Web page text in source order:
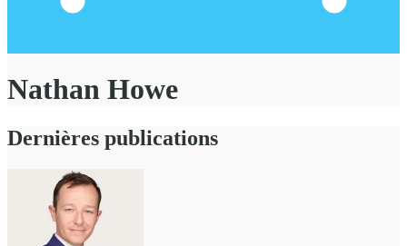
Nathan Howe
Dernières publications